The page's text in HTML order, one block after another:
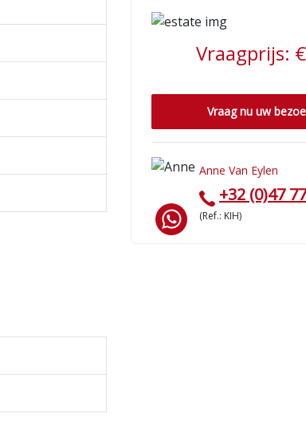
Vraagprijs:
Vraag nu uw
Anne Van Eylen
+32 (0)47
(Ref.: KIH)